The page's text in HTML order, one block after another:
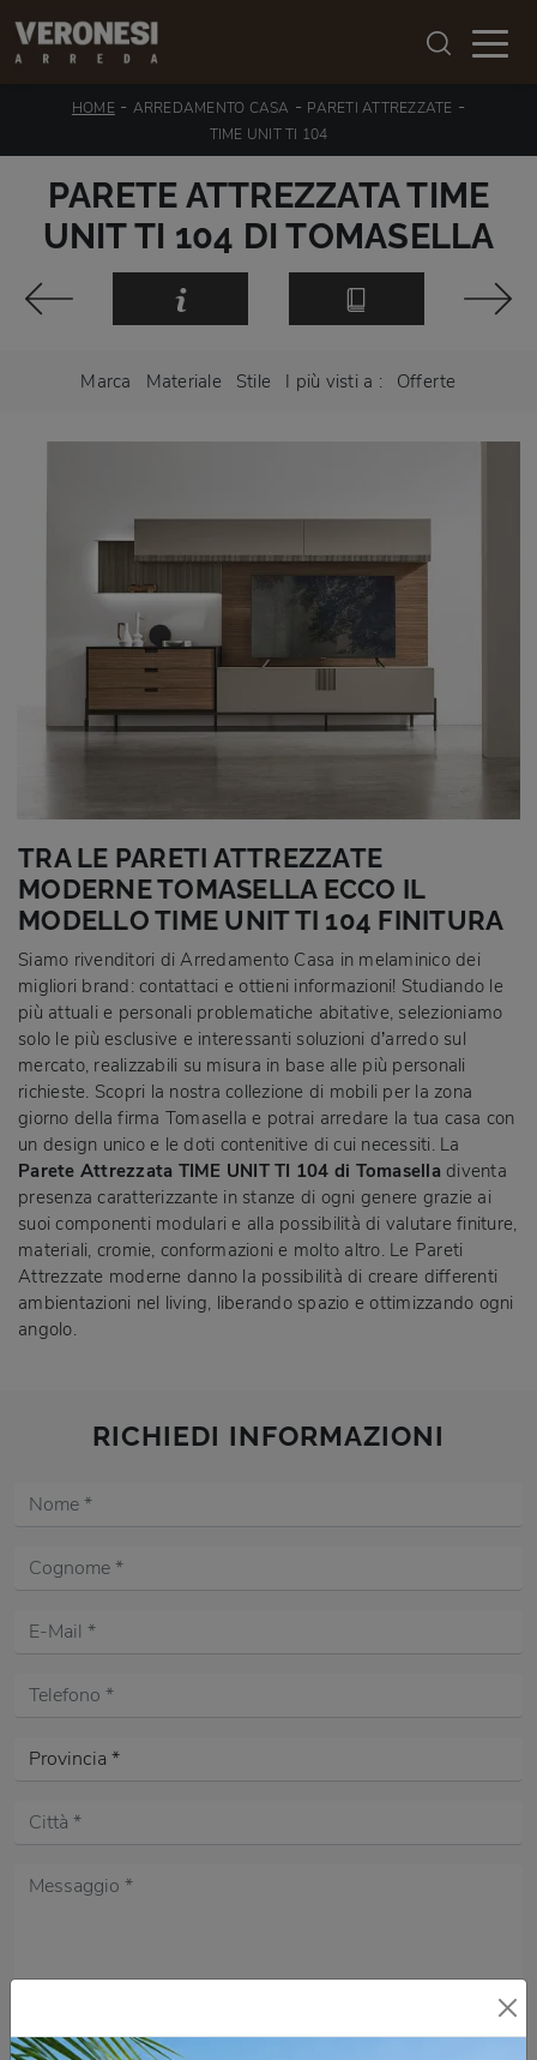
HOME - ARREDAMENTO CASA - PARETI ATTREZZATE -
TIME UNIT TI 104
PARETE ATTREZZATA TIME
UNIT TI 104 DI TOMASELLA
Marca Materiale Stile I più visti a : Offerte
TRA LE PARETI ATTREZZATE
MODERNE TOMASELLA ECCO IL
MODELLO TIME UNIT TI 104 FINITURA
Siamo rivenditori di Arredamento Casa in melaminico dei
migliori brand: contattaci e ottieni informazioni! Studiando le
più attuali e personali problematiche abitative, selezioniamo
solo le più esclusive e interessanti soluzioni d’arredo sul
mercato, realizzabili su misura in base alle più personali
richieste. Scopri la nostra collezione di mobili per la zona
giorno della firma Tomasella e potrai arredare la tua casa con
un design unico e le doti contenitive di cui necessiti. La
Parete Attrezzata TIME UNIT TI 104 di Tomasella diventa
presenza caratterizzante in stanze di ogni genere grazie ai
suoi componenti modulari e alla possibilità di valutare finiture,
materiali, cromie, conformazioni e molto altro. Le Pareti
Attrezzate moderne danno la possibilità di creare differenti
ambientazioni nel living, liberando spazio e ottimizzando ogni
angolo.
RICHIEDI INFORMAZIONI